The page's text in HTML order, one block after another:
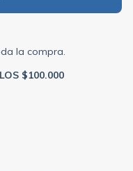
la compra.
$100.000